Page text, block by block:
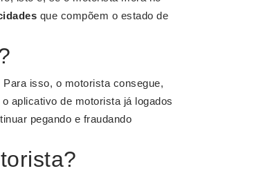
que compõem o estado de
isso, o motorista consegue,
aplicativo de motorista já logados
pegando e fraudando